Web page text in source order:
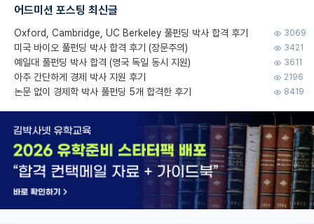
어드미션 포스팅 최신글
Oxford, Cambridge, UC Berkeley 풀펀딩 박사 합격 후기 3069
미국 바이오 풀펀딩 박사 합격 후기 (장문주의) 3421
예일대 풀펀딩 박사 합격 (영국 독일 동시 지원) 3611
아주 간단하게 경제 박사 지원 후기 2196
논문 없이 경제학 박사 풀펀딩 5개 합격한 후기 8419